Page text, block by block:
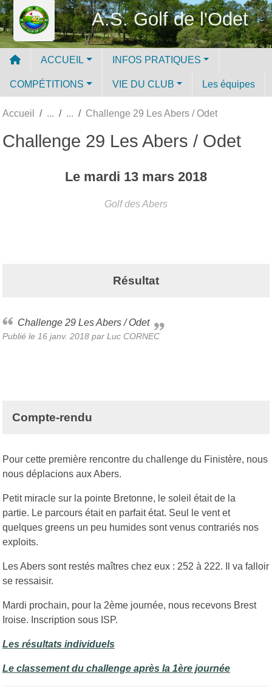
A.S. Golf de l'Odet
ACCUEIL INFOS PRATIQUES
COMPÉTITIONS VIE DU CLUB Les équipes
Accueil Challenge 29 Les Abers / Odet
Challenge 29 Les Abers / Odet
Le mardi 13 mars 2018
Golf des Abers
Résultat
Challenge 29 Les Abers / Odet
Publié le 16 janv. 2018 par Luc CORNEC
Compte-rendu
Pour cette première rencontre du challenge du Finistère, nous
nous déplacions aux Abers.
Petit miracle sur la pointe Bretonne, le soleil était de la
partie. Le parcours était en parfait état. Seul le vent et
quelques greens un peu humides sont venus contrariés nos
exploits.
Les Abers sont restés maîtres chez eux : 252 à 222. Il va falloir
se ressaisir.
Mardi prochain, pour la 2ème journée, nous recevons Brest
Iroise. Inscription sous ISP.
Les résultats individuels
Le classement du challenge après la 1ère journée
Panneau de gestion des cookies